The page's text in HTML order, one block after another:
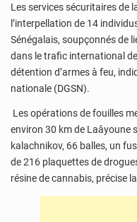
Les services sécuritaires de
l’interpellation de 14
Sénégalais, soupçonnés de
dans le trafic international
détention d’armes à feu,
nationale (DGSN).
Les opérations de fouilles
environ 30 km de Laâyoune
kalachnikov, 66 balles, un
de 216 plaquettes de
résine de cannabis, précise